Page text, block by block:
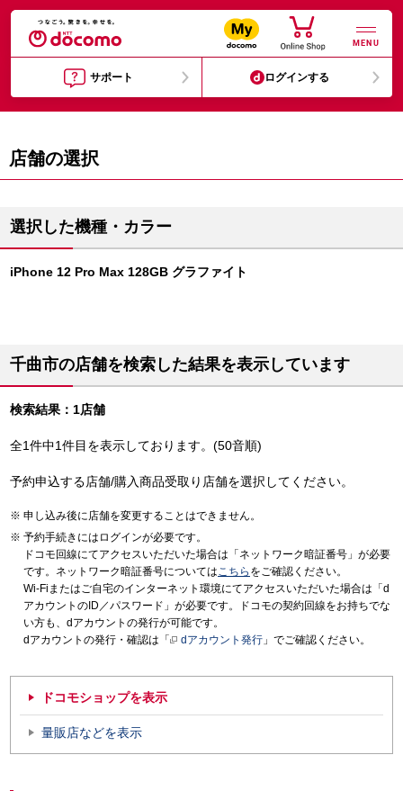
MENU
サポート ログインする
店舗の選択
選択した機種・カラー
iPhone 12 Pro Max 128GB グラファイト
千曲市の店舗を検索した結果を表示しています
検索結果：1店舗
全1件中1件目を表示しております。(50音順)
予約申込する店舗/購入商品受取り店舗を選択してください。
申し込み後に店舗を変更することはできません。
予約手続きにはログインが必要です。
ドコモ回線にてアクセスいただいた場合は「ネットワーク暗証番号」が必要
です。ネットワーク暗証番号についてはこちら をご確認ください。
Wi-Fiまたはご自宅のインターネット環境にてアクセスいただいた場合は「d
アカウントのID／パスワード」が必要です。ドコモの契約回線をお持ちでな
い方も、dアカウントの発行が可能です。
dアカウントの発行・確認は「
dアカウント発行 」でご確認ください。
ドコモショップを表示
量販店などを表示